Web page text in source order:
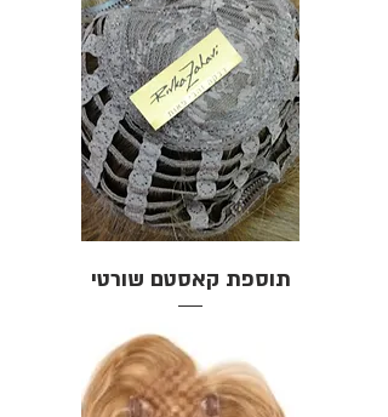
תוספת קאסטם שורטי